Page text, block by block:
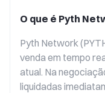
O que é Pyth
Pyth Network
venda em tempo
atual. Na
liquidadas